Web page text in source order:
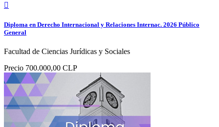

Diploma en Derecho Internacional y Relaciones Internac. 2026 Público
General
Facultad de Ciencias Jurídicas y Sociales
Precio 700.000,00 CLP